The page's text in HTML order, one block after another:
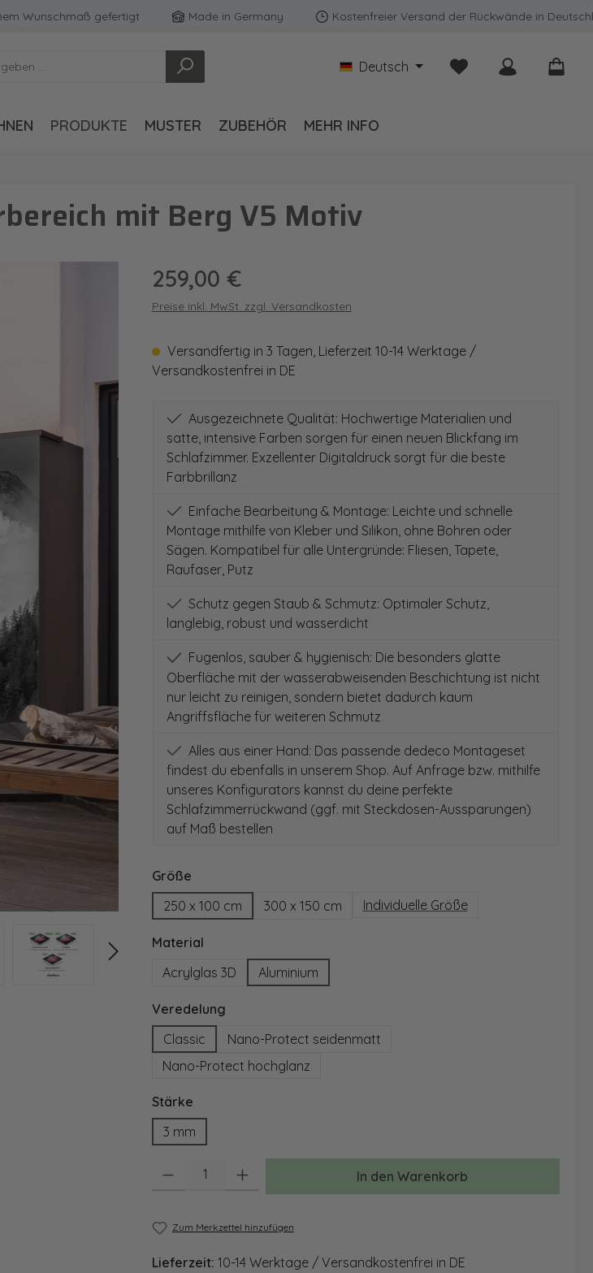
gefertigt Made in Germany Kostenfreier Versand der Rückwände in Deutschland
Deutsch Du hast 0 Produkte
PRODUKTE MUSTER ZUBEHÖR MEHR INFO
mit Berg V5 Motiv
Regulärer Preis:
259,00 €
Preise inkl. MwSt. zzgl. Versandkosten
Versandfertig in 3 Tagen, Lieferzeit 10-14 Werktage /
Versandkostenfrei in DE
Ausgezeichnete Qualität: Hochwertige Materialien und
satte, intensive Farben sorgen für einen neuen Blickfang im
Schlafzimmer. Exzellenter Digitaldruck sorgt für die beste
Farbbrillanz
Einfache Bearbeitung & Montage: Leichte und schnelle
Montage mithilfe von Kleber und Silikon, ohne Bohren oder
Sägen. Kompatibel für alle Untergründe: Fliesen, Tapete,
Raufaser, Putz
Schutz gegen Staub & Schmutz: Optimaler Schutz,
langlebig, robust und wasserdicht
Fugenlos, sauber & hygienisch: Die besonders glatte
Oberfläche mit der wasserabweisenden Beschichtung ist nicht
nur leicht zu reinigen, sondern bietet dadurch kaum
Angriffsfläche für weiteren Schmutz
Alles aus einer Hand: Das passende dedeco Montageset
findest du ebenfalls in unserem Shop. Auf Anfrage bzw. mithilfe
unseres Konfigurators kannst du deine perfekte
Schlafzimmerrückwand (ggf. mit Steckdosen-Aussparungen)
auf Maß bestellen
Größeauswählen
250 x 100 cm
300 x 150 cm Individuelle Größe
Materialauswählen
Acrylglas 3D
Aluminium
Veredelungauswählen
Classic
Nano-Protect seidenmatt
Nano-Protect hochglanz
Stärkeauswählen
3 mm
Produkt Anzahl: Gib den gewünschten Wert ein oder benutze die Schaltflächen
In den Warenkorb
Zum Merkzettel hinzufügen
Lieferzeit: 10-14 Werktage / Versandkostenfrei in DE